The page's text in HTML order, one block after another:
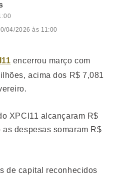
04/2026 às 11:00
encerrou março com
acima dos R$ 7,081
XPCI11 alcançaram R$
despesas somaram R$
de capital reconhecidos